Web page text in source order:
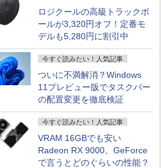
ロジクールの高級トラックボ
ールが3,320円オフ！定番モ
デルも5,280円に割引中
今すぐ読みたい！人気記事
ついに不満解消？Windows
11プレビュー版でタスクバー
の配置変更を徹底検証
今すぐ読みたい！人気記事
VRAM 16GBでも安い
Radeon RX 9000、GeForce
で言うとどのぐらいの性能？